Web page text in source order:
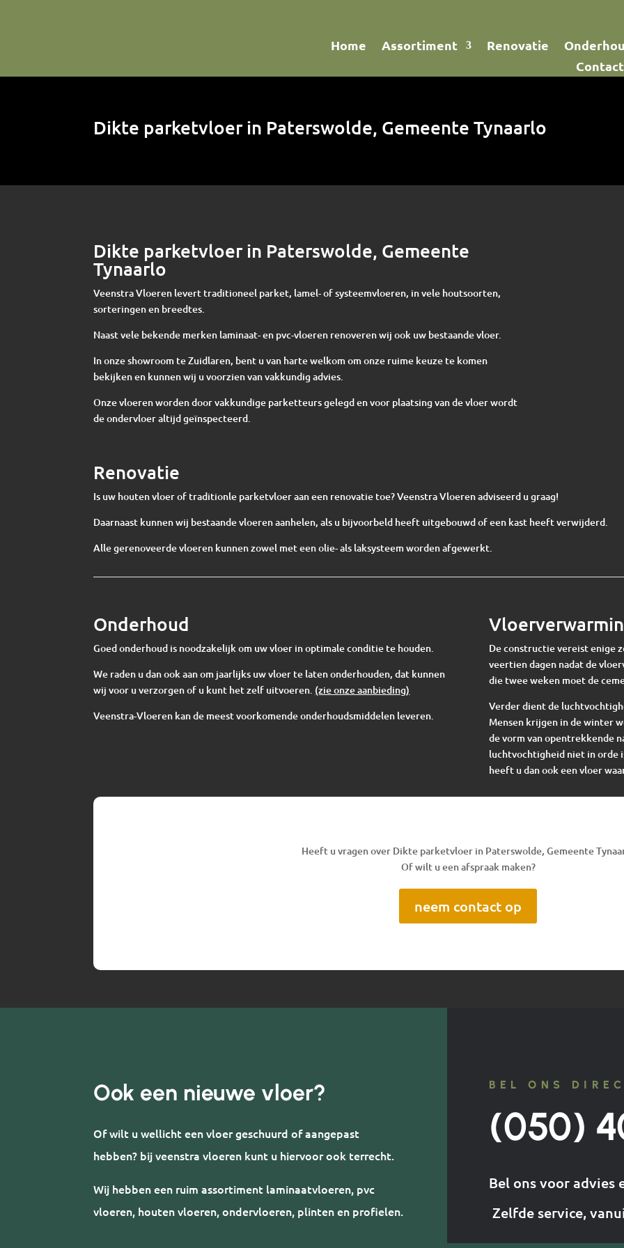
Home Assortiment Renovatie
Contact
Dikte parketvloer in Paterswolde, Gemeente Tynaarlo
Dikte parketvloer in Paterswolde, Gemeente
Tynaarlo
Veenstra Vloeren levert traditioneel parket, lamel- of systeemvloeren, in vele houtsoorten,
sorteringen en breedtes.
Naast vele bekende merken laminaat- en pvc-vloeren renoveren wij ook uw bestaande vloer.
In onze showroom te Zuidlaren, bent u van harte welkom om onze ruime keuze te komen
bekijken en kunnen wij u voorzien van vakkundig advies.
Onze vloeren worden door vakkundige parketteurs gelegd en voor plaatsing van de vloer wordt
de ondervloer altijd geïnspecteerd.
Renovatie
Is uw houten vloer of traditionle parketvloer aan een renovatie toe? Veenstra Vloeren adviseerd u graag!
Daarnaast kunnen wij bestaande vloeren aanhelen, als u bijvoorbeld heeft uitgebouwd of een kast heeft verwijderd.
Alle gerenoveerde vloeren kunnen zowel met een olie- als laksysteem worden afgewerkt.
Onderhoud
Goed onderhoud is noodzakelijk om uw vloer in optimale conditie te houden.
We raden u dan ook aan om jaarlijks uw vloer te laten onderhouden, dat kunnen
wij voor u verzorgen of u kunt het zelf uitvoeren. (zie onze aanbieding)
Veenstra-Vloeren kan de meest voorkomende onderhoudsmiddelen leveren.
De constructie vereist enige
veertien dagen nadat de
die twee weken moet de
Verder dient de
Mensen krijgen in de winter
de vorm van opentrekkende
luchtvochtigheid niet in orde
heeft u dan ook een vloer
Heeft u vragen over Dikte parketvloer in Paterswolde, Gemeente
Of wilt u een afspraak maken?
neem contact op
Ook een nieuwe vloer?
Of wilt u wellicht een vloer geschuurd of aangepast
hebben? bij veenstra vloeren kunt u hiervoor ook terrecht.
Wij hebben een ruim assortiment laminaatvloeren, pvc
vloeren, houten vloeren, ondervloeren, plinten en profielen.
BEL ONS
(050)
Bel ons voor advies
Zelfde service,